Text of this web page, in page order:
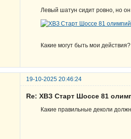
Левый шатун сидит ровно, но
Какие могут быть мои
19-10-2025 20:46:24
Re: ХВЗ Старт Шоссе 81
Какие правильные деколи